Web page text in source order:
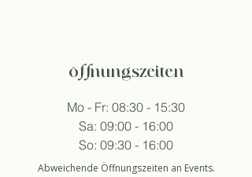
öffnungszeiten
Mo - Fr: 08:30 - 15:30
Sa: 09:00 - 16:00
So: 09:30 - 16:00
Abweichende Öffnungszeiten an Events.